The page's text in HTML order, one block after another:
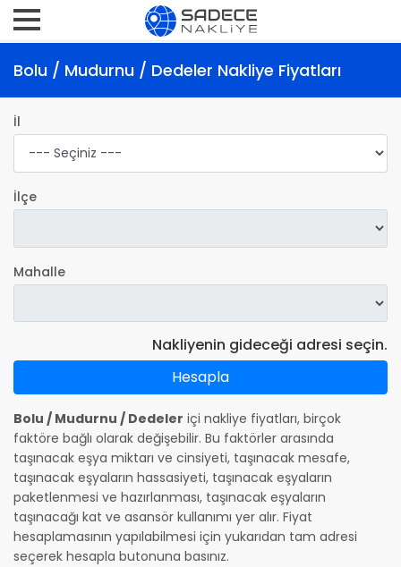
Bolu / Mudurnu / Dedeler Nakliye Fiyatları
İl
İlçe
Mahalle
Nakliyenin gideceği adresi seçin.
Hesapla
Bolu / Mudurnu / Dedeler içi nakliye fiyatları, birçok
faktöre bağlı olarak değişebilir. Bu faktörler arasında
taşınacak eşya miktarı ve cinsiyeti, taşınacak mesafe,
taşınacak eşyaların hassasiyeti, taşınacak eşyaların
paketlenmesi ve hazırlanması, taşınacak eşyaların
taşınacağı kat ve asansör kullanımı yer alır. Fiyat
hesaplamasının yapılabilmesi için yukarıdan tam adresi
seçerek hesapla butonuna basınız.